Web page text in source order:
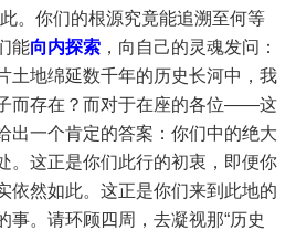
。你们的根源究竟能追溯至何等
能向内探索 ，向自己的灵魂发问：
土地绵延数千年的历史长河中，我
而存在？而对于在座的各位——这
一个肯定的答案：你们中的绝大
。这正是你们此行的初衷，即便你
依然如此。这正是你们来到此地的
事。请环顾四周，去凝视那“历史